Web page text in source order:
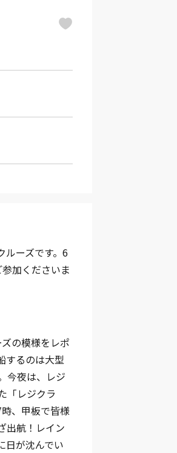
ルーズです。6
加くださいま
の模様をレポ
するのは大型
今夜は、レジ
「レジクラ
、甲板で皆様
出航！レイン
日が沈んでい